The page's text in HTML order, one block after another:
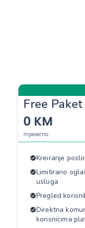
Free Paket
0 KM
mjesečno
Kreiranje
Limitirano
usluga
Pregled
Direktna
korisnicima